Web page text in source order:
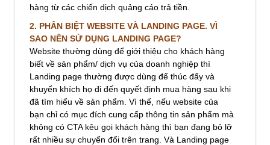
hàng từ các chiến dịch quảng cáo trả tiền.
2. PHÂN BIỆT WEBSITE VÀ LANDING PAGE. VÌ
SAO NÊN SỬ DỤNG LANDING PAGE?
Website thường dùng để giới thiệu cho khách hàng
biết về sản phẩm/ dịch vụ của doanh nghiệp thì
Landing page thường được dùng để thúc đẩy và
khuyến khích họ đi đến quyết định mua hàng sau khi
đã tìm hiểu về sản phẩm. Vì thế, nếu website của
bạn chỉ có mục đích cung cấp thông tin sản phẩm mà
không có CTA kêu gọi khách hàng thì bạn đang bỏ lỡ
rất nhiều sự chuyển đổi trên trang. Và Landing page